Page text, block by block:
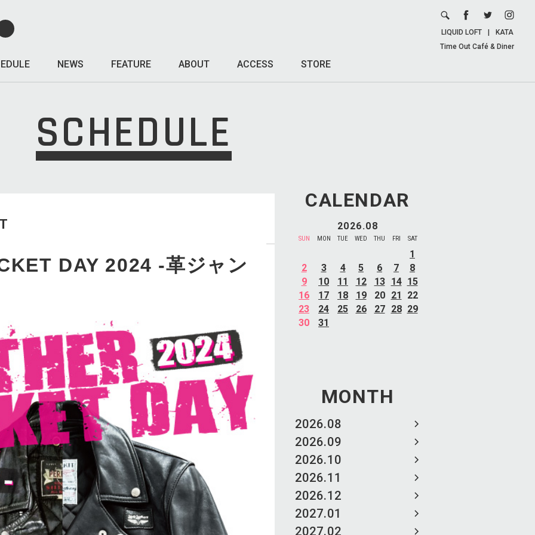
NEWS FEATURE ABOUT ACCESS STORE
LIQUID LOFT
KATA
Time Out Café & Diner
SCHEDULE
CALENDAR
2026.08
SUN MON TUE WED THU FRI SAT
1
2
3 4 5 6 7
8
9
10 11 12 13 14 15
16
17 18 19 20 21
22
23
24 25 26 27 28 29
30
31
MONTH
2026.08
2026.09
2026.10
2026.11
2026.12
2027.01
2027.02
DAY 2024 -革ジャン